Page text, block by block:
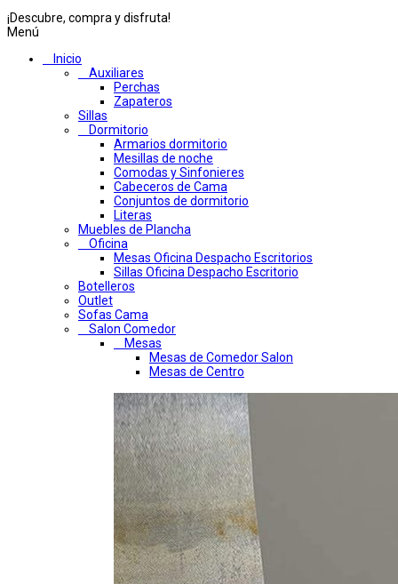
¡Descubre, compra y disfruta!
Menú
Inicio
Auxiliares
Perchas
Zapateros
Sillas
Dormitorio
Armarios dormitorio
Mesillas de noche
Comodas y Sinfonieres
Cabeceros de Cama
Conjuntos de dormitorio
Literas
Muebles de Plancha
Oficina
Mesas Oficina Despacho Escritorios
Sillas Oficina Despacho Escritorio
Botelleros
Outlet
Sofas Cama
Salon Comedor
Mesas
Mesas de Comedor Salon
Mesas de Centro